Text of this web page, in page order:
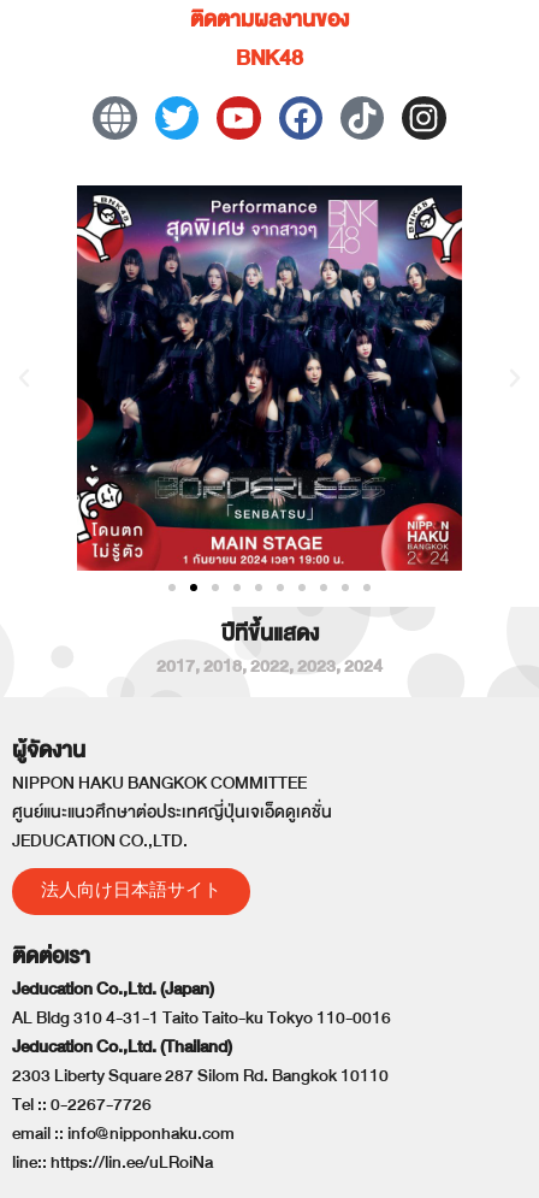
ติดตามผลงานของ
BNK48
ปีทีขึ้นแสดง
2017,2018,2022,2023,2024
ผู้จัดงาน
NIPPON HAKU BANGKOK COMMITTEE
ศูนย์แนะแนวศึกษาต่อประเทศญี่ปุ่นเจเอ็ดดูเคชั่น
JEDUCATION CO.,LTD.
法人向け日本語サイト
ติดต่อเรา
Jeducation Co.,Ltd. (Japan)
AL Bldg 310 4-31-1 Taito Taito-ku Tokyo 110-0016
Jeducation Co.,Ltd. (Thailand)
2303 Liberty Square 287 Silom Rd. Bangkok 10110
Tel ::0-2267-7726
email ::info@nipponhaku.com
line::https://lin.ee/uLRoiNa